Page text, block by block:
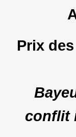
Prix
conflit